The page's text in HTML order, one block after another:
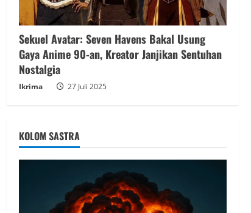
Sekuel Avatar: Seven Havens Bakal Usung
Gaya Anime 90-an, Kreator Janjikan Sentuhan
Nostalgia
Ikrima 27 Juli 2025
KOLOM SASTRA